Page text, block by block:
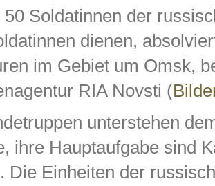
Soldatinnen der
dienen,
im Gebiet um Omsk,
RIA Novsti (
unterstehen
ihre Hauptaufgabe sind
Die Einheiten der